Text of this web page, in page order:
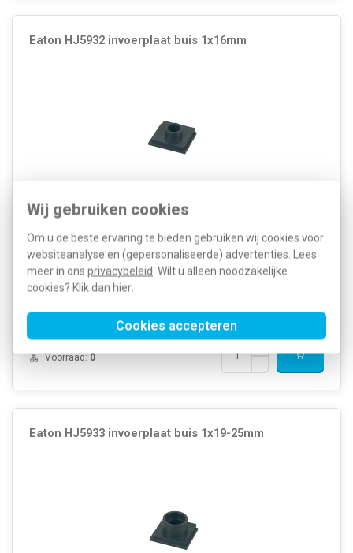
Wij gebruiken cookies
Om u de beste ervaring te bieden gebruiken wij cookies voor
websiteanalyse en (gepersonaliseerde) advertenties. Lees
meer in ons privacybeleid. Wilt u alleen noodzakelijke
cookies? Klik dan hier.
Cookies accepteren
Eaton HJ5932 invoerplaat buis 1x16mm
Geschikt voor kabeldiameter: 16 - 16 Millimeter Voor buisdiameter:
Overig Aantal buisinvoeren: 1 Geschikt voor lasdoos: Nee Geschikt
voor inbouwdoos: Nee Geschikt voor kabeldoos: Nee Geschikt voor
uitbreidingsrand: Nee 1965636...Meer informatie »
4,67
Artikelnummer:298329
8711426637238
Voorraad:0
Eaton HJ5933 invoerplaat buis 1x19-25mm